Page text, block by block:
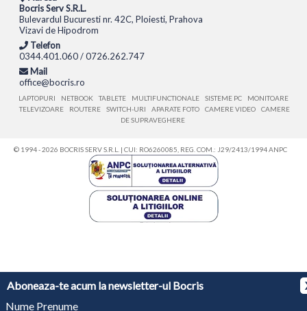
Aboneaza-te acum la newsletter-ul Bocris
Nume Prenume
Bocris Serv S.R.L.
Bulevardul Bucuresti nr. 42C, Ploiesti, Prahova
Vizavi de Hipodrom
Telefon
0344.401.060 / 0726.262.747
Mail
office@bocris.ro
LAPTOPURI NETBOOK TABLETE MULTIFUNCTIONALE SISTEME PC
MONITOARE
TELEVIZOARE
ROUTERE SWITCH-URI APARATE FOTO CAMERE VIDEO
CAMERE
DE SUPRAVEGHERE
© 1994 - 2026 BOCRIS SERV S.R.L. | CUI: RO6260085, REG. COM.: J29/2413/1994ANPC